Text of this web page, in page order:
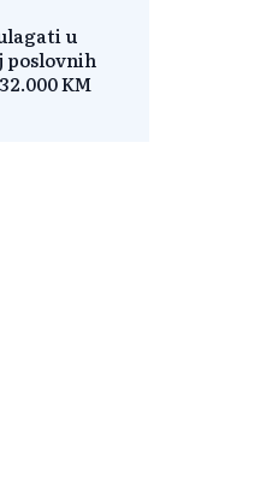
u
poslovnih
KM